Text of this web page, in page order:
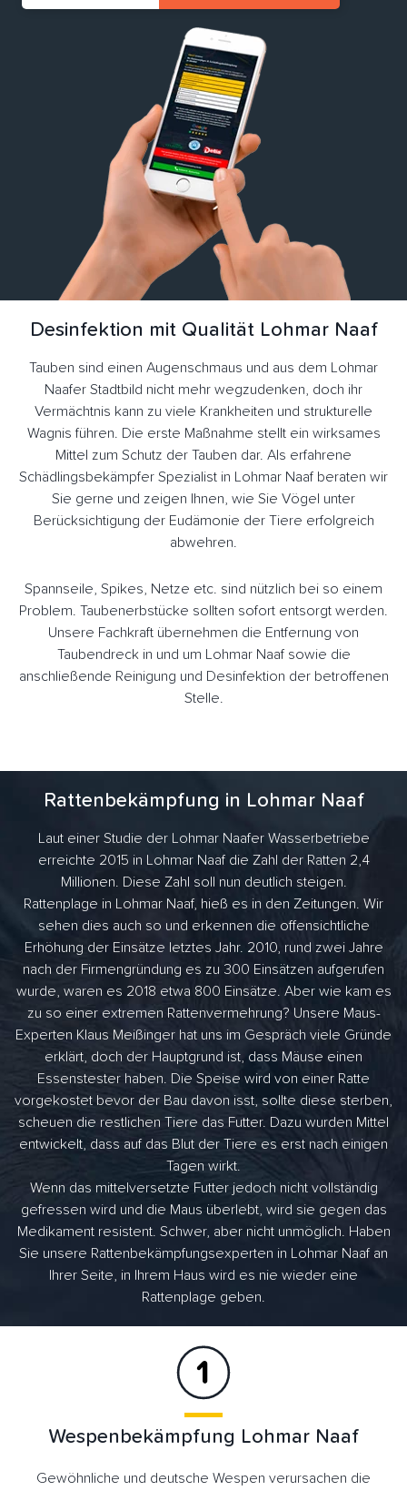
Desinfektion mit Qualität Lohmar Naaf
Tauben sind einen Augenschmaus und aus dem Lohmar
Naafer Stadtbild nicht mehr wegzudenken, doch ihr
Vermächtnis kann zu viele Krankheiten und strukturelle
Wagnis führen. Die erste Maßnahme stellt ein wirksames
Mittel zum Schutz der Tauben dar. Als erfahrene
Schädlingsbekämpfer Spezialist in Lohmar Naaf beraten wir
Sie gerne und zeigen Ihnen, wie Sie Vögel unter
Berücksichtigung der Eudämonie der Tiere erfolgreich
abwehren.
Spannseile, Spikes, Netze etc. sind nützlich bei so einem
Problem. Taubenerbstücke sollten sofort entsorgt werden.
Unsere Fachkraft übernehmen die Entfernung von
Taubendreck in und um Lohmar Naaf sowie die
anschließende Reinigung und Desinfektion der betroffenen
Stelle.
Rattenbekämpfung in Lohmar Naaf
Laut einer Studie der Lohmar Naafer Wasserbetriebe
erreichte 2015 in Lohmar Naaf die Zahl der Ratten 2,4
Millionen. Diese Zahl soll nun deutlich steigen.
Rattenplage in Lohmar Naaf, hieß es in den Zeitungen. Wir
sehen dies auch so und erkennen die offensichtliche
Erhöhung der Einsätze letztes Jahr. 2010, rund zwei Jahre
nach der Firmengründung es zu 300 Einsätzen aufgerufen
wurde, waren es 2018 etwa 800 Einsätze. Aber wie kam es
zu so einer extremen Rattenvermehrung? Unsere Maus-
Experten Klaus Meißinger hat uns im Gespräch viele Gründe
erklärt, doch der Hauptgrund ist, dass Mäuse einen
Essenstester haben. Die Speise wird von einer Ratte
vorgekostet bevor der Bau davon isst, sollte diese sterben,
scheuen die restlichen Tiere das Futter. Dazu wurden Mittel
entwickelt, dass auf das Blut der Tiere es erst nach einigen
Tagen wirkt.
Wenn das mittelversetzte Futter jedoch nicht vollständig
gefressen wird und die Maus überlebt, wird sie gegen das
Medikament resistent. Schwer, aber nicht unmöglich. Haben
Sie unsere Rattenbekämpfungsexperten in Lohmar Naaf an
Ihrer Seite, in Ihrem Haus wird es nie wieder eine
Rattenplage geben.
Wespenbekämpfung Lohmar Naaf
Gewöhnliche und deutsche Wespen verursachen die